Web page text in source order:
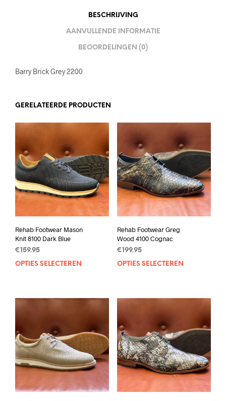
BESCHRIJVING
AANVULLENDE INFORMATIE
BEOORDELINGEN (0)
Barry Brick Grey 2200
GERELATEERDE PRODUCTEN
Rehab Footwear Mason
Knit 8100 Dark Blue
€ 159.95
OPTIES SELECTEREN
Dit
meerdere
optie
kan
gekozen
worden
productpagina
Rehab Footwear Greg
Wood 4100 Cognac
€ 199.95
OPTIES SELECTEREN
op
de